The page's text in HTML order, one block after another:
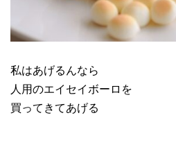
私はあげるんなら
人用のエイセイボーロを
買ってきてあげる